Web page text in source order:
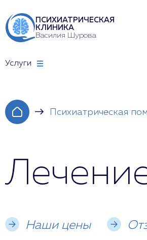
ПСИХИАТРИЧЕСКАЯ
КЛИНИКА
Василия Шурова
Услуги
Психиатрическая
Наши цены